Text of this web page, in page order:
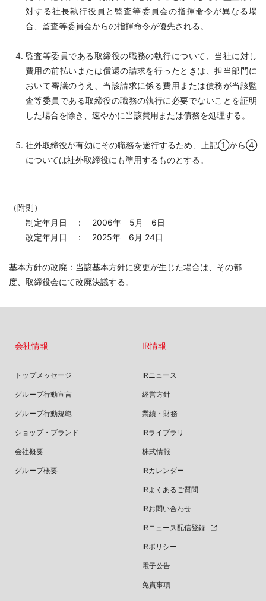
対する社長執行役員と監査等委員会の指揮命令が異なる場
合、監査等委員会からの指揮命令が優先される。
監査等委員である取締役の職務の執行について、当社に対し
費用の前払いまたは償還の請求を行ったときは、担当部門に
おいて審議のうえ、当該請求に係る費用または債務が当該監
査等委員である取締役の職務の執行に必要でないことを証明
した場合を除き、速やかに当該費用または債務を処理する。
社外取締役が有効にその職務を遂行するため、上記①から④
については社外取締役にも準用するものとする。
（附則）
制定年月日 ： 2006年 5月 6日
改定年月日 ： 2025年 6月 24日
基本方針の改廃：当該基本方針に変更が生じた場合は、その都
度、取締役会にて改廃決議する。
会社情報
トップメッセージ
グループ行動宣言
グループ行動規範
ショップ・ブランド
会社概要
グループ概要
IR情報
IRニュース
経営方針
業績・財務
IRライブラリ
株式情報
IRカレンダー
IRよくあるご質問
IRお問い合わせ
IRニュース配信登録
IRポリシー
電子公告
免責事項